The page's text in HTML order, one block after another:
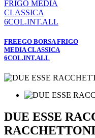
FREEGO BORSA FRIGO
MEDIA CLASSICA
6COL.INT.ALL
DUE ESSE
RACCHETTONI